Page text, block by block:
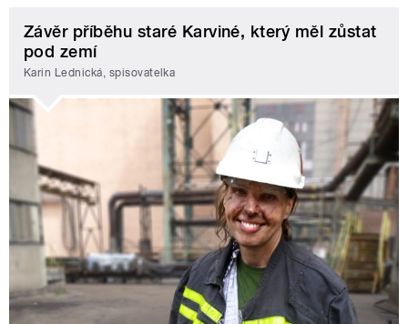
Závěr příběhu staré Karviné, který měl zůstat
pod zemí
Karin Lednická, spisovatelka